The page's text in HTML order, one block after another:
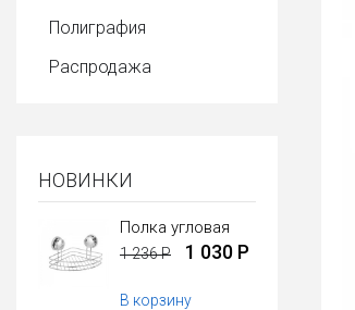
Полиграфия
Распродажа
НОВИНКИ
Полка угловая
1 236 Р 1 030 Р
В корзину